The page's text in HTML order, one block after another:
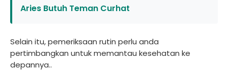
Aries Butuh Teman Curhat
Selain itu, pemeriksaan rutin perlu anda
pertimbangkan untuk memantau kesehatan ke
depannya..